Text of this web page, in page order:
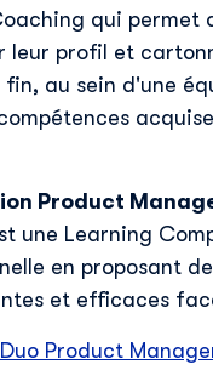
Nom
Téléphone
Skillup
qui permet
leur profil et
fin, au sein d'une
Product
une Learning
en proposant
et efficaces
Duo Product